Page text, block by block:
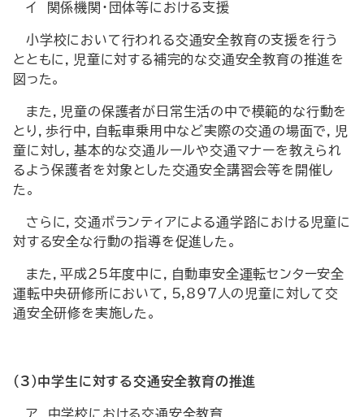
イ 関係機関・団体等における支援
小学校において行われる交通安全教育の支援を行う
とともに，児童に対する補完的な交通安全教育の推進を
図った。
また，児童の保護者が日常生活の中で模範的な行動を
とり，歩行中，自転車乗用中など実際の交通の場面で，児
童に対し，基本的な交通ルールや交通マナーを教えられ
るよう保護者を対象とした交通安全講習会等を開催し
た。
さらに，交通ボランティアによる通学路における児童に
対する安全な行動の指導を促進した。
また，平成25年度中に，自動車安全運転センター安全
運転中央研修所において，5,897人の児童に対して交
通安全研修を実施した。
（3）中学生に対する交通安全教育の推進
ア 中学校における交通安全教育